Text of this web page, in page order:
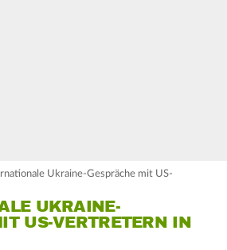
Ukraine-Gespräche mit US-
UKRAINE-
US-VERTRETERN IN